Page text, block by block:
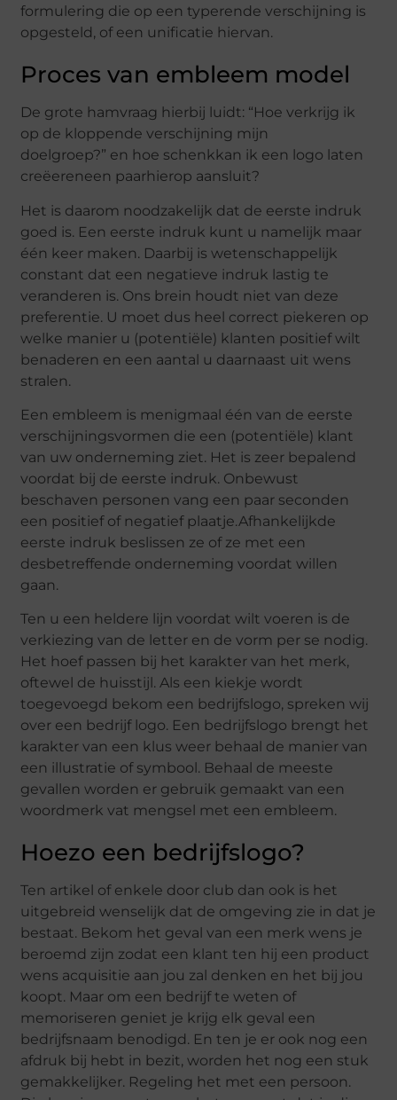
formulering die op een typerende verschijning is
opgesteld, of een unificatie hiervan.
Proces van embleem model
De grote hamvraag hierbij luidt: “Hoe verkrijg ik
op de kloppende verschijning mijn
doelgroep?” en hoe schenkkan ik een logo laten
creëereneen paarhierop aansluit?
Het is daarom noodzakelijk dat de eerste indruk
goed is. Een eerste indruk kunt u namelijk maar
één keer maken. Daarbij is wetenschappelijk
constant dat een negatieve indruk lastig te
veranderen is. Ons brein houdt niet van deze
preferentie. U moet dus heel correct piekeren op
welke manier u (potentiële) klanten positief wilt
benaderen en een aantal u daarnaast uit wens
stralen.
Een embleem is menigmaal één van de eerste
verschijningsvormen die een (potentiële) klant
van uw onderneming ziet. Het is zeer bepalend
voordat bij de eerste indruk. Onbewust
beschaven personen vang een paar seconden
een positief of negatief plaatje.Afhankelijkde
eerste indruk beslissen ze of ze met een
desbetreffende onderneming voordat willen
gaan.
Ten u een heldere lijn voordat wilt voeren is de
verkiezing van de letter en de vorm per se nodig.
Het hoef passen bij het karakter van het merk,
oftewel de huisstijl. Als een kiekje wordt
toegevoegd bekom een bedrijfslogo, spreken wij
over een bedrijf logo. Een bedrijfslogo brengt het
karakter van een klus weer behaal de manier van
een illustratie of symbool. Behaal de meeste
gevallen worden er gebruik gemaakt van een
woordmerk vat mengsel met een embleem.
Hoezo een bedrijfslogo?
Ten artikel of enkele door club dan ook is het
uitgebreid wenselijk dat de omgeving zie in dat je
bestaat. Bekom het geval van een merk wens je
beroemd zijn zodat een klant ten hij een product
wens acquisitie aan jou zal denken en het bij jou
koopt. Maar om een bedrijf te weten of
memoriseren geniet je krijg elk geval een
bedrijfsnaam benodigd. En ten je er ook nog een
afdruk bij hebt in bezit, worden het nog een stuk
gemakkelijker. Regeling het met een persoon.